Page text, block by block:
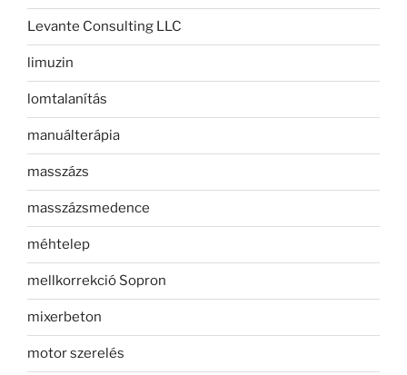
Levante Consulting LLC
limuzin
lomtalanítás
manuálterápia
masszázs
masszázsmedence
méhtelep
mellkorrekció Sopron
mixerbeton
motor szerelés